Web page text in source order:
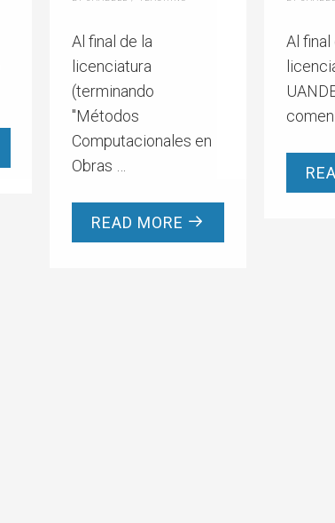
Al final de la
licenciatura
(terminando
"Métodos
Computacionales en
Obras …
READ MORE
Al final